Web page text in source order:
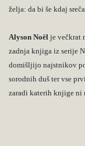
želja: da bi še kdaj
Alyson Noël je večkrat
zadnja knjiga iz serije
domišljijo najstnikov
sorodnih duš ter vse
zaradi katerih knjige ni